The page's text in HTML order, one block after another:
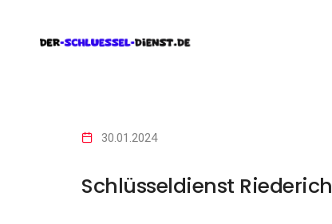
30.01.2024
Schlüsseldienst Riederich